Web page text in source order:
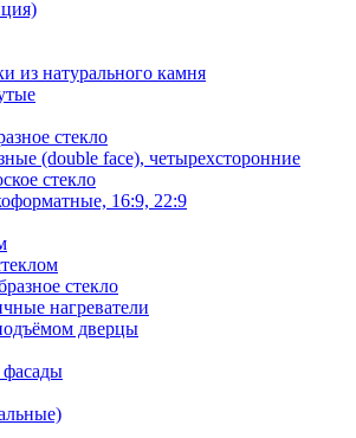
из натурального камня
стекло
(double face), четырехсторонние
стекло
16:9, 22:9
стекло
нагреватели
дверцы